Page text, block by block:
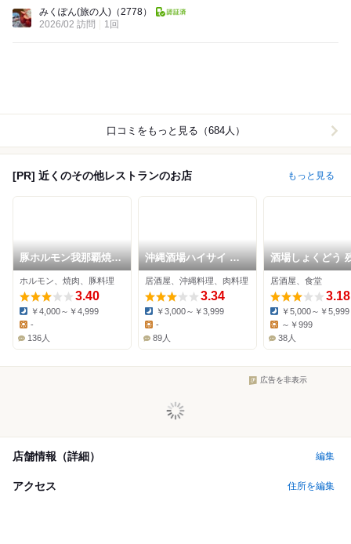
みくぽん(旅の人) （2778）
2026/02 訪問
1回
口コミをもっと見る（684人）
[PR] 近くのその他レストランのお店 もっと見る
豚ホルモン我那覇焼肉
店
ホルモン、焼肉、豚料理
3.40
Dinner:
￥4,000～￥4,999
-
136人
沖縄酒場ハイサイ 公
設市場店
居酒屋、沖縄料理、肉料理
3.34
Dinner:
￥3,000～￥3,999
Lunch:
-
89人
酒場しょくどう
那覇本店
居酒屋、食堂
3.18
Dinner:
￥5,000～￥5,999
Lunch:
～￥999
38人
広告を非表示
店舗情報（詳細） 編集
アクセス 住所を編集